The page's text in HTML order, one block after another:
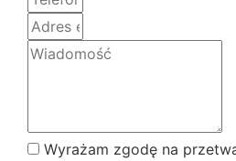
Wyrażam zgodę na